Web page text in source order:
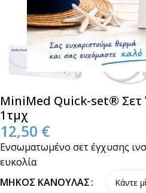
MiniMed Quick-set® Σετ
1τμχ
12,50 €
Ενσωματωμένο σετ έγχυσης
ευκολία
ΜΉΚΟΣ ΚΆΝΟΥΛΑΣ